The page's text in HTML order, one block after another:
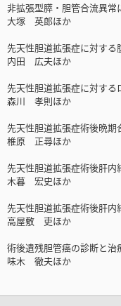
非拡張型膵・胆管合流異
大塚 英郎ほか
先天性胆道拡張症に対す
内田 広夫ほか
先天性胆道拡張症に対す
森川 孝則ほか
先天性胆道拡張症術後晩
椎原 正尋ほか
先天性胆道拡張症術後肝
木暮 宏史ほか
先天性胆道拡張症術後肝
高屋敷 吏ほか
術後遺残胆管癌の診断と治
味木 徹夫ほか